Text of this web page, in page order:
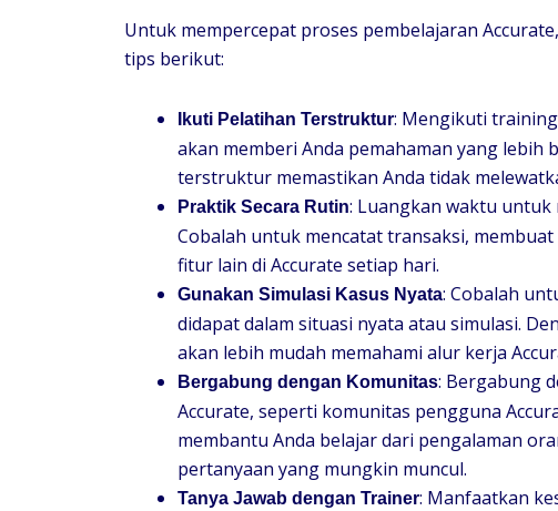
Untuk mempercepat proses pembelajaran
tips berikut:
Ikuti Pelatihan Terstruktur: Mengikuti
akan memberi Anda pemahaman yang lebih
terstruktur memastikan Anda tidak
Praktik Secara Rutin: Luangkan waktu
Cobalah untuk mencatat transaksi,
fitur lain di Accurate setiap hari.
Gunakan Simulasi Kasus Nyata: Cobalah
didapat dalam situasi nyata atau simulasi.
akan lebih mudah memahami alur kerja
Bergabung dengan Komunitas: Bergabung
Accurate, seperti komunitas pengguna
membantu Anda belajar dari pengalaman
pertanyaan yang mungkin muncul.
Tanya Jawab dengan Trainer: Manfaatkan